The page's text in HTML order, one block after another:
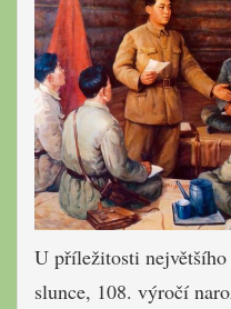
U příležitosti
slunce, 108. výročí